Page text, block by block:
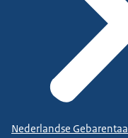
Nederlandse